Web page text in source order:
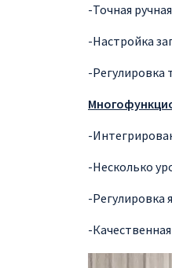
-Точная
-Настройка
-Регулировка
-
-Несколько
-Регулировка
-